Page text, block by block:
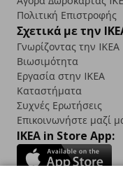
Πολιτική Επιστροφής
Σχετικά με την
Γνωρίζοντας την IKEA
Βιωσιμότητα
Εργασία στην IKEA
Καταστήματα
Συχνές Ερωτήσεις
Επικοινωνήστε μαζί
IKEA in Store App: